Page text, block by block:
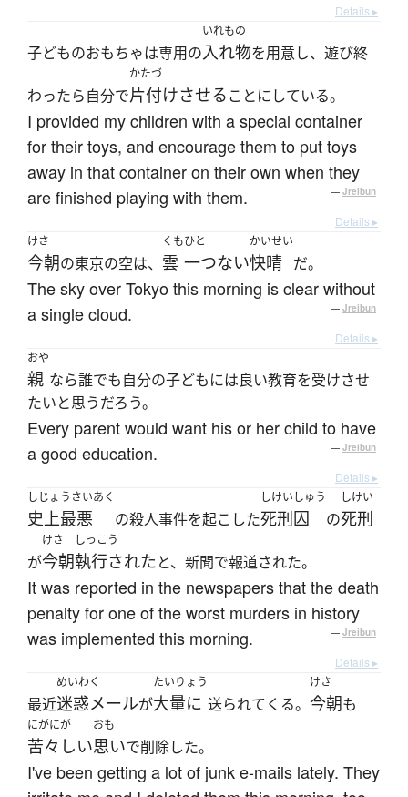
Details ▸
子どものおもちゃは専用の
いれもの
入れ物を用意し、遊び終
わったら自分で
かたづ
片付けさせることにしている。
I provided my children with a special container
for their toys, and encourage them to put toys
away in that container on their own when they
are finished playing with them.
— Jreibun
Details ▸
けさ
今朝の東京の空は、
くも
雲
ひと
一つない
かいせい
快晴 だ。
The sky over Tokyo this morning is clear without
a single cloud.
— Jreibun
Details ▸
おや
親 なら誰でも自分の子どもには良い教育を受けさせ
たいと思うだろう。
Every parent would want his or her child to have
a good education.
— Jreibun
Details ▸
しじょうさいあく
史上最悪 の殺人事件を起こした
しけいしゅう
死刑囚 の
しけい
死刑
が
けさ
今朝
しっこう
執行されたと、新聞で報道された。
It was reported in the newspapers that the death
penalty for one of the worst murders in history
was implemented this morning.
— Jreibun
Details ▸
最近
めいわく
迷惑メールが
たいりょう
大量に 送られてくる。
けさ
今朝も
にがにが
苦々しい
おも
思いで削除した。
I've been getting a lot of junk e-mails lately. They